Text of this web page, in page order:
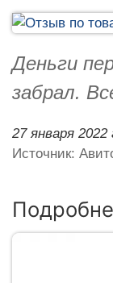
Деньги
забрал.
27 января 2022
Источник: